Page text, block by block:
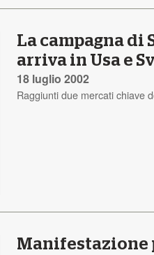
La campagna di
arriva in Usa e
18 luglio 2002
Raggiunti due mercati chiave
Manifestazione